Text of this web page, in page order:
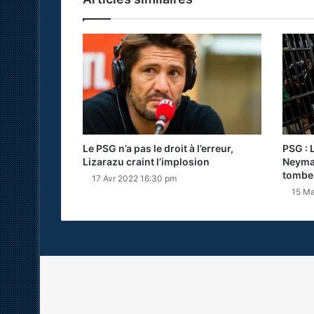
Le PSG n’a pas le droit à l’erreur,
Lizarazu craint l’implosion
17 Avr 2022 16:30 pm
PSG :
tombe
15